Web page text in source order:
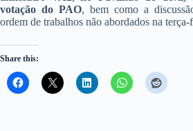
votação do PAO, bem como a
ordem de trabalhos não abordados na terça-
Share this: